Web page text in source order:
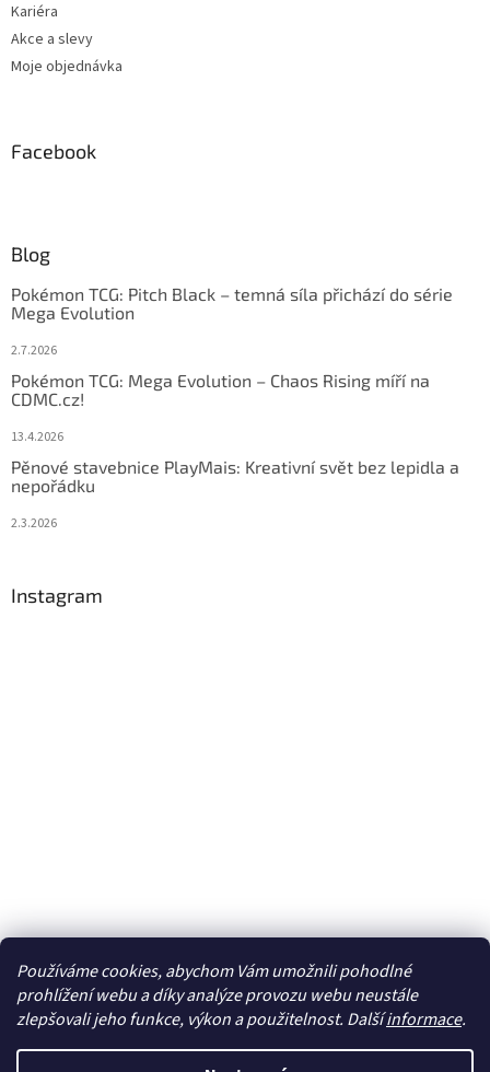
Používáme cookies, abychom Vám umožnili pohodlné
prohlížení webu a díky analýze provozu webu neustále
zlepšovali jeho funkce, výkon a použitelnost. Dalšíinformace.
Kariéra
Akce a slevy
Moje objednávka
Facebook
Blog
Pokémon TCG: Pitch Black – temná síla přichází do série
Mega Evolution
2.7.2026
Pokémon TCG: Mega Evolution – Chaos Rising míří na
CDMC.cz!
13.4.2026
Pěnové stavebnice PlayMais: Kreativní svět bez lepidla a
nepořádku
2.3.2026
Instagram
Sledovat na Instagramu